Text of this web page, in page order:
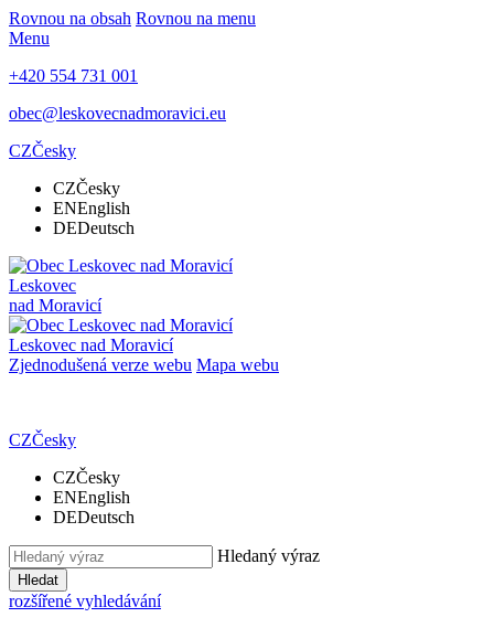
Rovnou na obsah Rovnou na menu
Menu
+420 554 731 001
obec@leskovecnadmoravici.eu
CZČesky
CZČesky
ENEnglish
DEDeutsch
Leskovec
nad Moravicí
Leskovec nad Moravicí
Zjednodušená verze webu Mapa webu
CZČesky
CZČesky
ENEnglish
DEDeutsch
Hledaný výraz
Hledat
rozšířené vyhledávání